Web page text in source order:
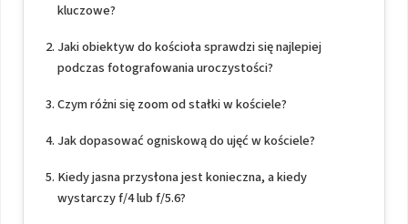
kluczowe?
Jaki obiektyw do kościoła sprawdzi się najlepiej
podczas fotografowania uroczystości?
Czym różni się zoom od stałki w kościele?
Jak dopasować ogniskową do ujęć w kościele?
Kiedy jasna przysłona jest konieczna, a kiedy
wystarczy f/4 lub f/5.6?